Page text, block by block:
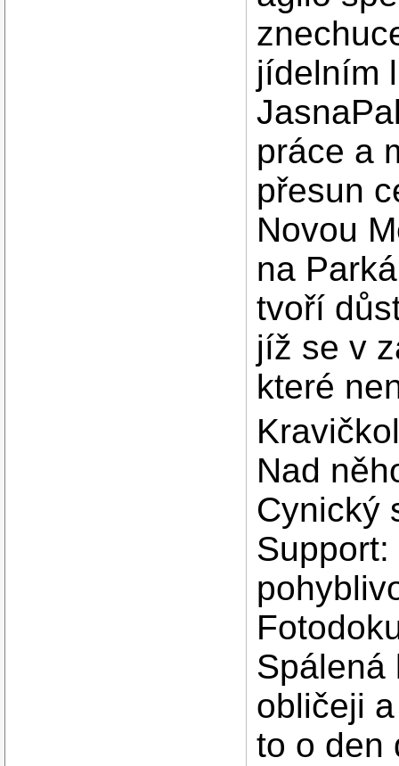
jídelním
práce a
přesun
Novou
na
tvoří
jíž se v
které
Nad
Cynický
Spálená
obličeji
to o den